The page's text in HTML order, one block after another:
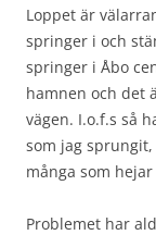
Loppet är
springer i och
springer i Åbo
hamnen och det
vägen. I.o.f.s så
som jag
många som
Problemet har